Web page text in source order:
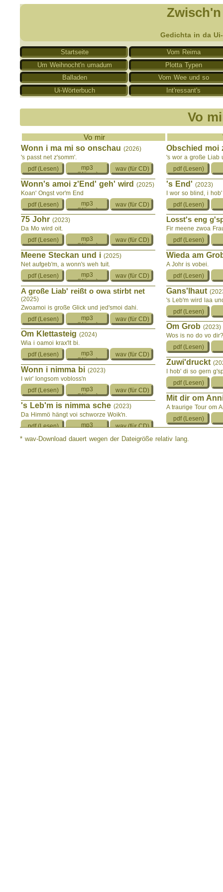
Gedichta in da
Startseite
Vom Reima
Um Weihnocht'n umadum
Plotta Typen
Balladen
Vom Wee und so
Ui-Wörterbuch
Int'ressant's
Vo
Vo mir
Wonn i ma mi so onschau (2026)
's passt net z'somm'.
Wonn's amoi z'End' geh' wird (2025)
Koan' Ongst vor'm End
75 Johr (2023)
Da Mo wird oit.
Meene Steckan und i (2025)
Net aufgeb'm, a wonn's weh tuit.
A große Liab' reißt o owa stirbt net
(2025)
Zwoamoi is große Glick und jed'smoi dahi.
Om Klettasteig (2024)
Wia i oamoi krax'lt bi.
Wonn i nimma bi (2023)
I wir' longsom vobloss'n
's Leb'm is nimma sche (2023)
Da Himmö hängt voi schworze Woik'n.
Vom Tod(2023)
Obschied moi
's wor a große Liab
's End' (2023)
I wor so blind, i
Losst's eng
Fir meene zwoa
Wieda am
A Johr is vobei.
Gans'lhaut
's Leb'm wird laa
Om Grob (2023)
Wos is no do vo dir?
Zuwi'druckt
I hob' di so gern
Mit dir om
A traurige Tour om
Schreckliche
* wav-Download dauert wegen der Dateigröße relativ lang.